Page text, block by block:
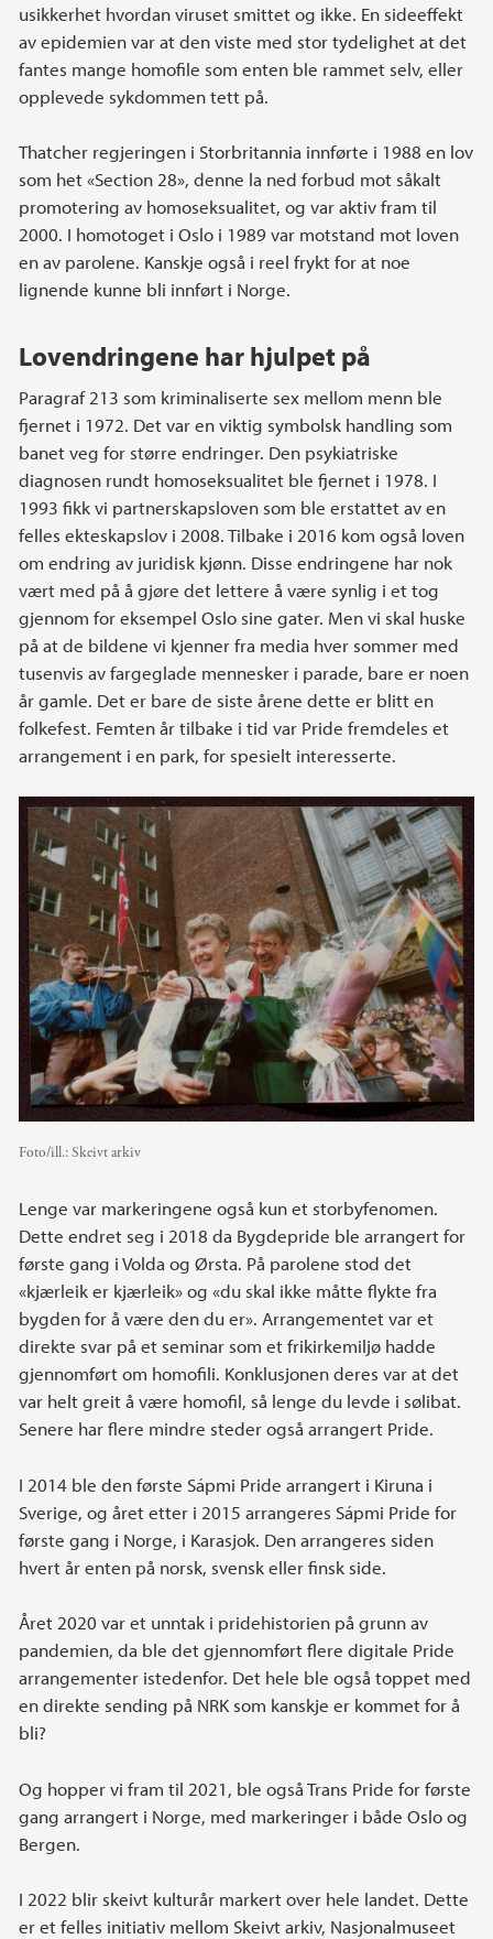
usikkerhet hvordan viruset smittet og ikke. En sideeffekt
av epidemien var at den viste med stor tydelighet at det
fantes mange homofile som enten ble rammet selv, eller
opplevede sykdommen tett på.
Thatcher regjeringen i Storbritannia innførte i 1988 en lov
som het «Section 28», denne la ned forbud mot såkalt
promotering av homoseksualitet, og var aktiv fram til
2000. I homotoget i Oslo i 1989 var motstand mot loven
en av parolene. Kanskje også i reel frykt for at noe
lignende kunne bli innført i Norge.
Lovendringene har hjulpet på
Paragraf 213 som kriminaliserte sex mellom menn ble
fjernet i 1972. Det var en viktig symbolsk handling som
banet veg for større endringer. Den psykiatriske
diagnosen rundt homoseksualitet ble fjernet i 1978. I
1993 fikk vi partnerskapsloven som ble erstattet av en
felles ekteskapslov i 2008. Tilbake i 2016 kom også loven
om endring av juridisk kjønn. Disse endringene har nok
vært med på å gjøre det lettere å være synlig i et tog
gjennom for eksempel Oslo sine gater. Men vi skal huske
på at de bildene vi kjenner fra media hver sommer med
tusenvis av fargeglade mennesker i parade, bare er noen
år gamle. Det er bare de siste årene dette er blitt en
folkefest. Femten år tilbake i tid var Pride fremdeles et
arrangement i en park, for spesielt interesserte.
Foto/ill.:Skeivt arkiv
Lenge var markeringene også kun et storbyfenomen.
Dette endret seg i 2018 da Bygdepride ble arrangert for
første gang i Volda og Ørsta. På parolene stod det
«kjærleik er kjærleik» og «du skal ikke måtte flykte fra
bygden for å være den du er». Arrangementet var et
direkte svar på et seminar som et frikirkemiljø hadde
gjennomført om homofili. Konklusjonen deres var at det
var helt greit å være homofil, så lenge du levde i sølibat.
Senere har flere mindre steder også arrangert Pride.
I 2014 ble den første Sápmi Pride arrangert i Kiruna i
Sverige, og året etter i 2015 arrangeres Sápmi Pride for
første gang i Norge, i Karasjok. Den arrangeres siden
hvert år enten på norsk, svensk eller finsk side.
Året 2020 var et unntak i pridehistorien på grunn av
pandemien, da ble det gjennomført flere digitale Pride
arrangementer istedenfor. Det hele ble også toppet med
en direkte sending på NRK som kanskje er kommet for å
bli?
Og hopper vi fram til 2021, ble også Trans Pride for første
gang arrangert i Norge, med markeringer i både Oslo og
Bergen.
I 2022 blir skeivt kulturår markert over hele landet. Dette
er et felles initiativ mellom Skeivt arkiv, Nasjonalmuseet